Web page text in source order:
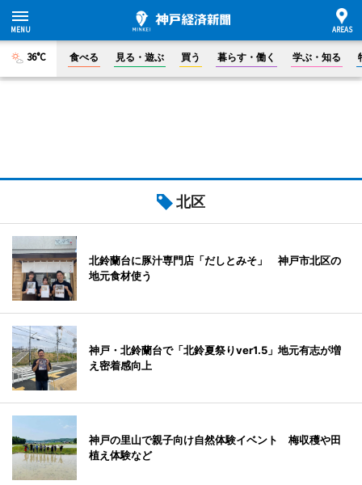
36°C 食べる 見る・遊ぶ 買う 暮らす・働く 学ぶ・知る
北区
北鈴蘭台に豚汁専門店「だしとみそ」 神戸市北区の
地元食材使う
神戸・北鈴蘭台で「北鈴夏祭りver1.5」地元有志が増
え密着感向上
神戸の里山で親子向け自然体験イベント 梅収穫や田
植え体験など